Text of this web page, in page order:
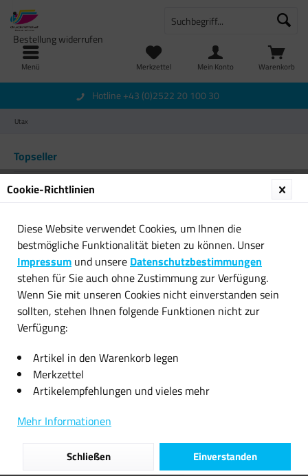
Menü Warenkorb
Merkzettel
Bestellung widerrufen
Mein Konto
Hotline +43 (0)2522 20 100 30
Utax
Topseller
Original Utax Toner
4451610014 magenta für
CLP...
45,37 € *
Original Utax Toner
4401410010 schwarz für LP...
Filtern
Cookie-Richtlinien
Diese Website verwendet Cookies, um Ihnen die
bestmögliche Funktionalität bieten zu können. Unser
Impressum und unsere Datenschutzbestimmungen
stehen für Sie auch ohne Zustimmung zur Verfügung.
Wenn Sie mit unseren Cookies nicht einverstanden sein
sollten, stehen Ihnen folgende Funktionen nicht zur
Verfügung:
Artikel in den Warenkorb legen
Merkzettel
Artikelempfehlungen und vieles mehr
Mehr Informationen
Einverstanden
Schließen